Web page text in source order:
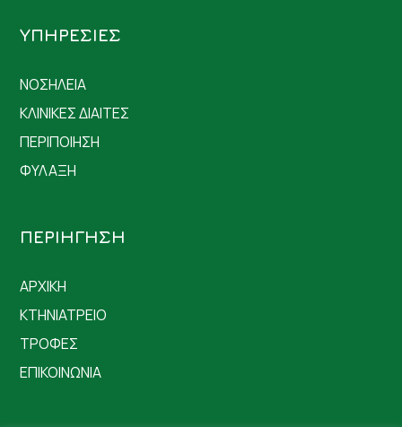
ΥΠΗΡΕΣΙΕΣ
ΝΟΣΗΛΕΙΑ
ΚΛΙΝΙΚΕΣ ΔΙΑΙΤΕΣ
ΠΕΡΙΠΟΙΗΣΗ
ΦΥΛΑΞΗ
ΠΕΡΙΗΓΗΣΗ
ΑΡΧΙΚΗ
ΚΤΗΝΙΑΤΡΕΙΟ
ΤΡΟΦΕΣ
ΕΠΙΚΟΙΝΩΝΙΑ